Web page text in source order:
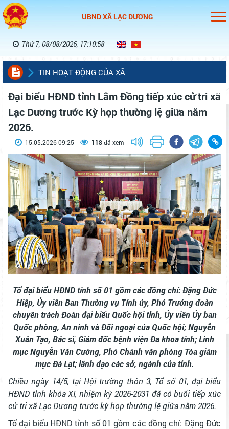
UBND XÃ LẠC DƯƠNG
Thứ 7, 08/08/2026, 17:10:59
TIN HOẠT ĐỘNG CỦA XÃ
Đại biểu HĐND tỉnh Lâm Đồng tiếp xúc cử tri xã
Lạc Dương trước Kỳ họp thường lệ giữa năm
2026.
15.05.2026 09:25 118đã xem
Tổ đại biểu HĐND tỉnh số 01 gồm các đồng chí: Đặng Đức
Hiệp, Ủy viên Ban Thường vụ Tỉnh ủy, Phó Trưởng đoàn
chuyên trách Đoàn đại biểu Quốc hội tỉnh, Ủy viên Ủy ban
Quốc phòng, An ninh và Đối ngoại của Quốc hội; Nguyễn
Xuân Tạo, Bác sĩ, Giám đốc bệnh viện Đa khoa tỉnh; Linh
mục Nguyễn Văn Cường, Phó Chánh văn phòng Tòa giám
mục Đà Lạt; lãnh đạo các sở, ngành của tỉnh.
Chiều ngày 14/5, tại Hội trường thôn 3, Tổ số 01, đại biểu
HĐND tỉnh khóa XI, nhiệm kỳ 2026-2031 đã có buổi tiếp xúc
cử tri xã Lạc Dương trước kỳ họp thường lệ giữa năm 2026.
Tổ đại biểu HĐND tỉnh số 01 gồm các đồng chí: Đặng Đức